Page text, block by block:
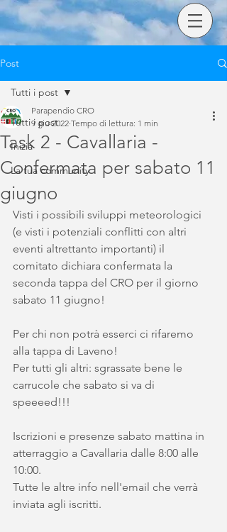
Post
Tutti i post
Inizia
La tua community
Tutti i post
Task 2 - Cavallaria -
Confermata per sabato 11
giugno
Parapendio CRO
9 giu 2022 Tempo di lettura: 1 min
Visti i possibili sviluppi meteorologici
(e visti i potenziali conflitti con altri
eventi altrettanto importanti) il
comitato dichiara confermata la
seconda tappa del CRO per il giorno
sabato 11 giugno!
Per chi non potrà esserci ci rifaremo
alla tappa di Laveno!
Per tutti gli altri: sgrassate bene le
carrucole che sabato si va di
speeeed!!!
Iscrizioni e presenze sabato mattina in
atterraggio a Cavallaria dalle 8:00 alle
10:00.
Tutte le altre info nell'email che verrà
inviata agli iscritti.